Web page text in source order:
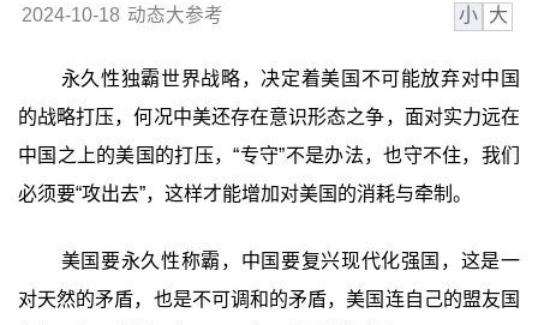
2024-10-18 动态大参考 小 大
永久性独霸世界战略，决定着美国不可能放弃对中国
的战略打压，何况中美还存在意识形态之争，面对实力远在
中国之上的美国的打压，“专守”不是办法，也守不住，我们
必须要“攻出去”，这样才能增加对美国的消耗与牵制。
美国要永久性称霸，中国要复兴现代化强国，这是一
对天然的矛盾，也是不可调和的矛盾，美国连自己的盟友国